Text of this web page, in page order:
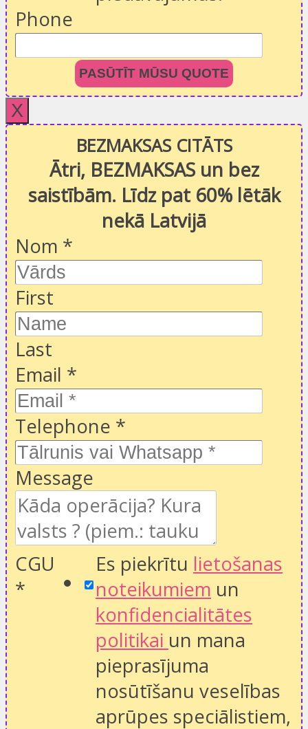
Phone
PASŪTĪT MŪSU QUOTE
X
BEZMAKSAS CITĀTS
Ātri, BEZMAKSAS un bez
saistībām. Līdz pat 60% lētāk
nekā Latvijā
Nom *
First
Last
Email *
Telephone *
Message
CGU
*
Es piekrītu lietošanas
noteikumiem un
konfidencialitātes
politikai un mana
pieprasījuma
nosūtīšanu veselības
aprūpes speciālistiem,